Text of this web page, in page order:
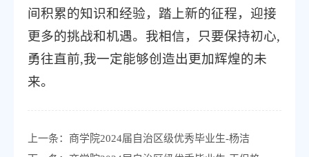
间积累的知识和经验，踏上新的征程，迎接
更多的挑战和机遇。我相信，只要保持初心,
勇往直前,我一定能够创造出更加辉煌的未
来。
上一条： 商学院2024届自治区级优秀毕业生-杨洁